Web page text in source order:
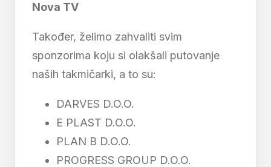
Nova TV
Također, želimo zahvaliti svim
sponzorima koju si olakšali putovanje
naših takmičarki, a to su:
DARVES D.O.O.
E PLAST D.O.O.
PLAN B D.O.O.
PROGRESS GROUP D.O.O.